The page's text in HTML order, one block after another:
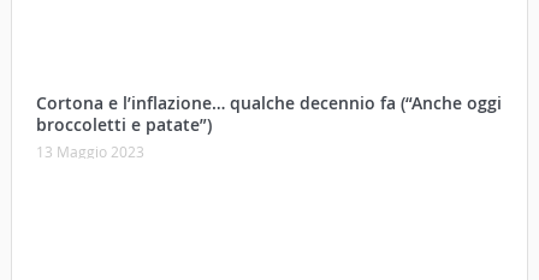
Cortona e l’inflazione… qualche decennio fa (“Anche oggi
broccoletti e patate”)
13 Maggio 2023